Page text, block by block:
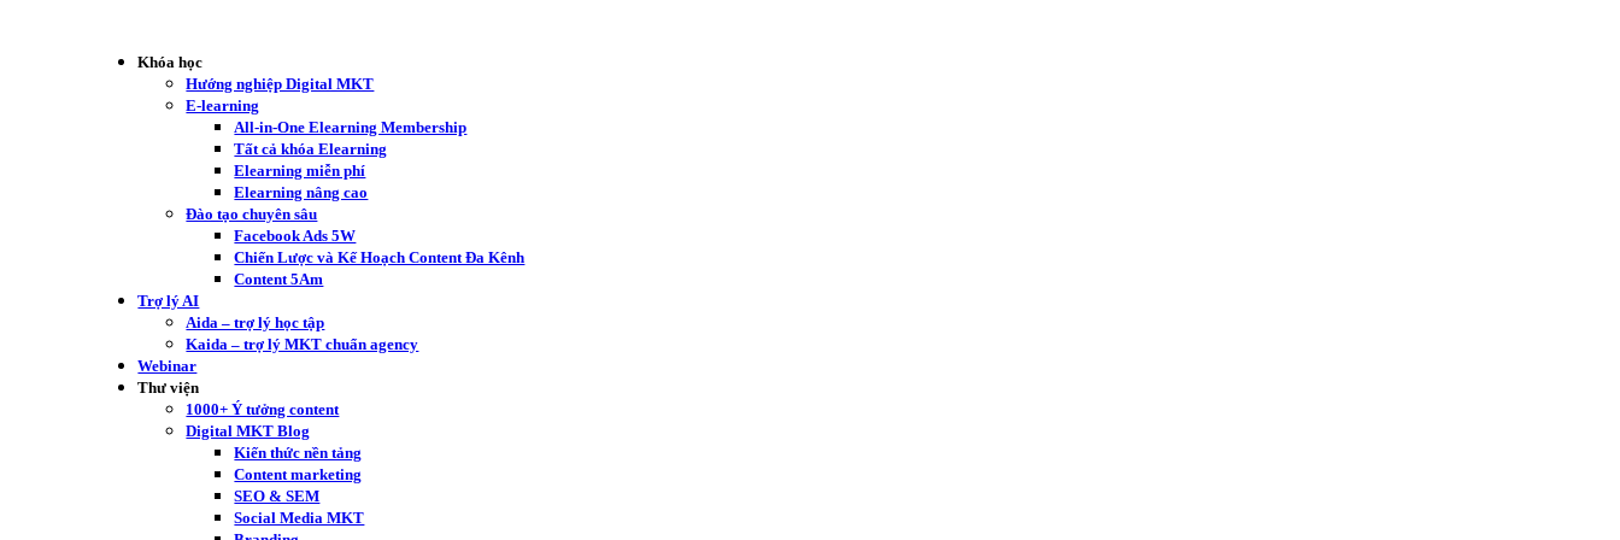
Khóa học
Hướng nghiệp Digital MKT
E-learning
All-in-One Elearning Membership
Tất cả khóa Elearning
Elearning miễn phí
Elearning nâng cao
Đào tạo chuyên sâu
Facebook Ads 5W
Chiến Lược và Kế Hoạch Content Đa Kênh
Content 5Am
Trợ lý AI
Aida – trợ lý học tập
Kaida – trợ lý MKT chuẩn agency
Webinar
Thư viện
1000+ Ý tưởng content
Digital MKT Blog
Kiến thức nền tảng
Content marketing
SEO & SEM
Social Media MKT